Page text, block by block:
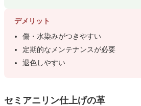
デメリット
傷・水染みがつきやすい
定期的なメンテナンスが必要
退色しやすい
セミアニリン仕上げの革